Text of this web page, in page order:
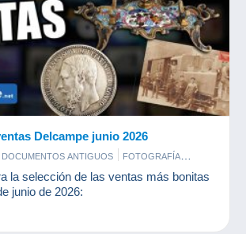
Delcampe junio 2026
DOCUMENTOS ANTIGUOS
FOTOGRAFÍA
POSTALES SELLOS
la selección de las ventas más bonitas
junio de 2026: